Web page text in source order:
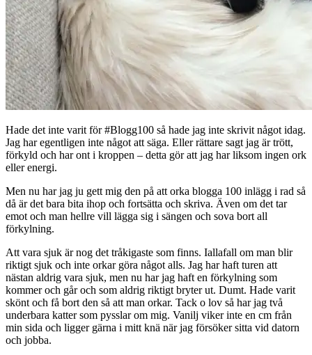
Hade det inte varit för #Blogg100 så hade jag inte skrivit något idag.
Jag har egentligen inte något att säga. Eller rättare sagt jag är trött,
förkyld och har ont i kroppen – detta gör att jag har liksom ingen ork
eller energi.
Men nu har jag ju gett mig den på att orka blogga 100 inlägg i rad så
då är det bara bita ihop och fortsätta och skriva. Även om det tar
emot och man hellre vill lägga sig i sängen och sova bort all
förkylning.
Att vara sjuk är nog det tråkigaste som finns. Iallafall om man blir
riktigt sjuk och inte orkar göra något alls. Jag har haft turen att
nästan aldrig vara sjuk, men nu har jag haft en förkylning som
kommer och går och som aldrig riktigt bryter ut. Dumt. Hade varit
skönt och få bort den så att man orkar. Tack o lov så har jag två
underbara katter som pysslar om mig. Vanilj viker inte en cm från
min sida och ligger gärna i mitt knä när jag försöker sitta vid datorn
och jobba.